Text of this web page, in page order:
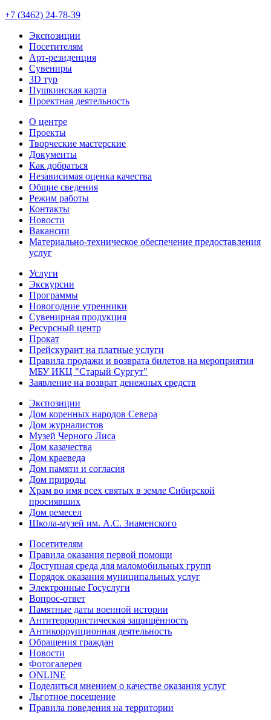
+7 (3462) 24-78-39
Экспозиции
Посетителям
Арт-резиденция
Сувениры
3D тур
Пушкинская карта
Проектная деятельность
О центре
Проекты
Творческие мастерские
Документы
Как добраться
Независимая оценка качества
Общие сведения
Режим работы
Контакты
Новости
Вакансии
Материально-техническое обеспечение предоставления
услуг
Услуги
Экскурсии
Программы
Новогодние утренники
Сувенирная продукция
Ресурсный центр
Прокат
Прейскурант на платные услуги
Правила продажи и возврата билетов на мероприятия
МБУ ИКЦ "Старый Сургут"
Заявление на возврат денежных средств
Экспозиции
Дом коренных народов Севера
Дом журналистов
Музей Черного Лиса
Дом казачества
Дом краеведа
Дом памяти и согласия
Дом природы
Храм во имя всех святых в земле Сибирской
просиявших
Дом ремесел
Школа-музей им. А.С. Знаменского
Посетителям
Правила оказания первой помощи
Доступная среда для маломобильных групп
Порядок оказания муниципальных услуг
Электронные Госуслуги
Вопрос-ответ
Памятные даты военной истории
Антитеррористическая защищённость
Антикоррупционная деятельность
Обращения граждан
Новости
Фотогалерея
ONLINE
Поделиться мнением о качестве оказания услуг
Льготное посещение
Правила поведения на территории